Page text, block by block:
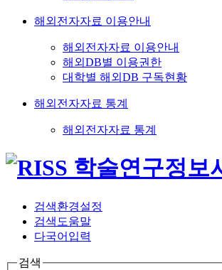
해외전자자료 이용안내
해외전자자료 이용안내
해외DB별 이용권한
대학별 해외DB 구독현황
해외전자자료 통계
해외전자자료 통계
검색환경설정
검색도움말
다국어입력
검색